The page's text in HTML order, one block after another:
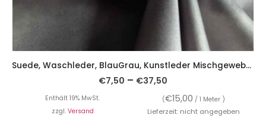
Suede, Waschleder, BlauGrau, Kunstleder Mischgewebe, leicht fallend
€7,50 – €37,50
Enthält 19% MwSt. (€15,00 / 1 Meter )
zzgl. Versand Lieferzeit: nicht angegeben